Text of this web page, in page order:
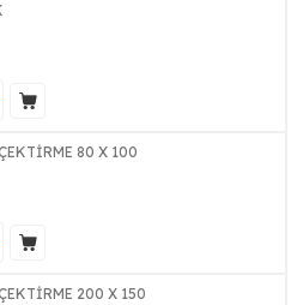
80 X 100
200 X 150